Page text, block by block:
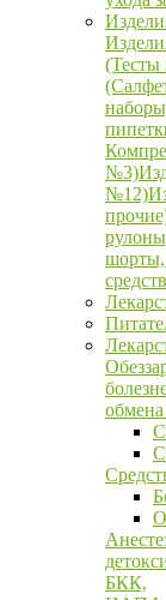
(Тесты
№3)
№12)
шорты,
БКК,